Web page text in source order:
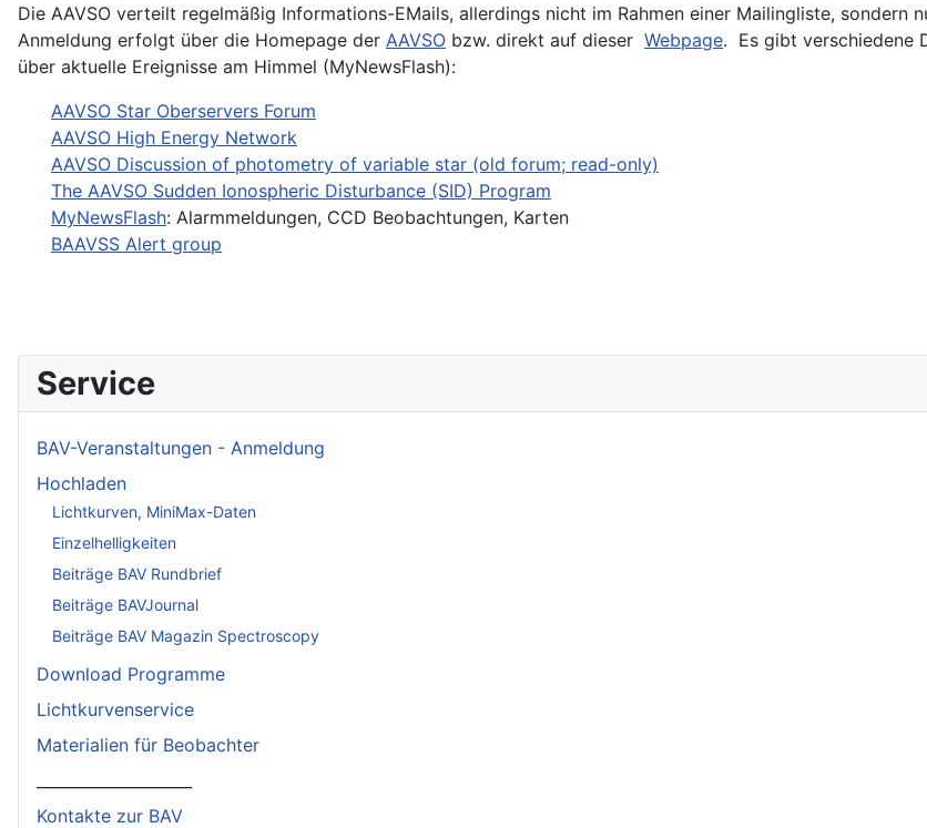
Die AAVSO verteilt regelmäßig Informations-EMails, allerdings nicht im Rahmen einer Mailingliste, sondern
Anmeldung erfolgt über die Homepage der AAVSO bzw. direkt auf dieser Webpage. Es gibt verschiedene
über aktuelle Ereignisse am Himmel (MyNewsFlash):
AAVSO Star Oberservers Forum
AAVSO High Energy Network
AAVSO Discussion of photometry of variable star (old forum; read-only)
The AAVSO Sudden Ionospheric Disturbance (SID) Program
MyNewsFlash: Alarmmeldungen, CCD Beobachtungen, Karten
BAAVSS Alert group
Service
BAV-Veranstaltungen - Anmeldung
Hochladen
Lichtkurven, MiniMax-Daten
Einzelhelligkeiten
Beiträge BAV Rundbrief
Beiträge BAVJournal
Beiträge BAV Magazin Spectroscopy
Download Programme
Lichtkurvenservice
Materialien für Beobachter
Kontakte zur BAV